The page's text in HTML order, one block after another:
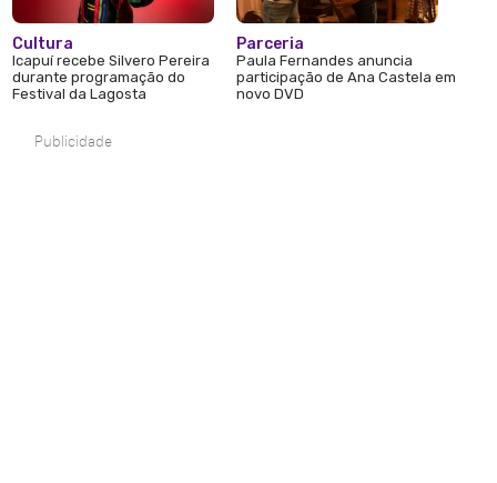
Cultura
Icapuí recebe Silvero Pereira
durante programação do
Festival da Lagosta
Parceria
Paula Fernandes anuncia
participação de Ana Castela em
novo DVD
Publicidade